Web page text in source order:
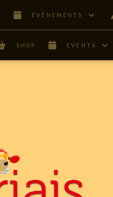
ÊVÉNEMENTS
SHOP EVENTS